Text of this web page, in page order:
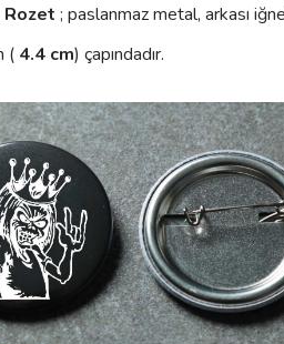
; paslanmaz metal, arkası
( 4.4 cm) çapındadır.